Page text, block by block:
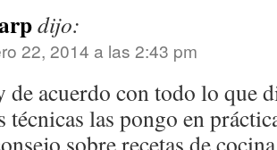
dijo:
22, 2014 a las 2:43 pm
de acuerdo con todo lo que
técnicas las pongo en
sobre recetas de